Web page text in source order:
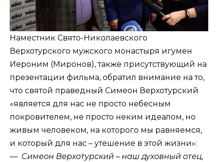
Наместник Свято-Николаевского
Верхотурского мужского монастыря игумен
Иероним (Миронов), также присутствующий на
презентации фильма, обратил внимание на то,
что святой праведный Симеон Верхотурский
«является для нас не просто небесным
покровителем, не просто неким идеалом, но
живым человеком, на которого мы равняемся,
и который для нас – утешение в этой жизни»:
— Симеон Верхотурский – наш духовный отец,